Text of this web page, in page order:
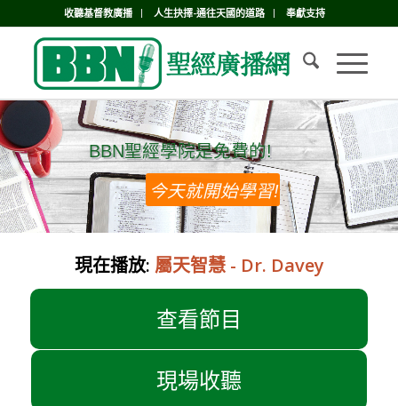
收聽基督教廣播 人生抉擇-通往天國的道路 奉獻支持
BBN聖經學院是免費的!
BBN聖經學院是免費的!
今天就開始學習!
現在播放: 屬天智慧 - Dr. Davey
查看節目
現場收聽